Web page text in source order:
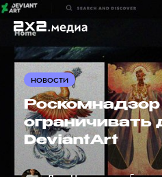
НОВОСТИ
Роскомнадзор
ограничивать
DeviantArt